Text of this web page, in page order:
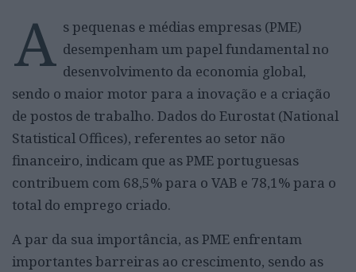
A s pequenas e médias empresas (PME)
desempenham um papel fundamental no
desenvolvimento da economia global,
sendo o maior motor para a inovação e a criação
de postos de trabalho. Dados do Eurostat (National
Statistical Offices), referentes ao setor não
financeiro, indicam que as PME portuguesas
contribuem com 68,5% para o VAB e 78,1% para o
total do emprego criado.
A par da sua importância, as PME enfrentam
importantes barreiras ao crescimento, sendo as